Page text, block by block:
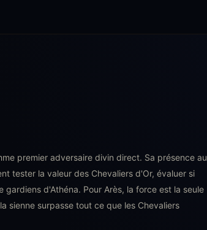
premier adversaire divin direct. Sa présence au
tester la valeur des Chevaliers d'Or, évaluer si
d'Athéna. Pour Arès, la force est la seule
sienne surpasse tout ce que les Chevaliers